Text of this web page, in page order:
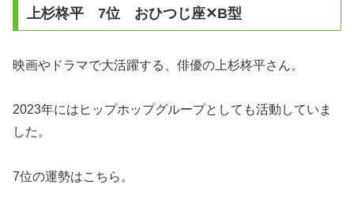
上杉柊平 7位 おひつじ座✕B型
映画やドラマで大活躍する、俳優の上杉柊平さん。
2023年にはヒップホップグループとしても活動していま
した。
7位の運勢はこちら。